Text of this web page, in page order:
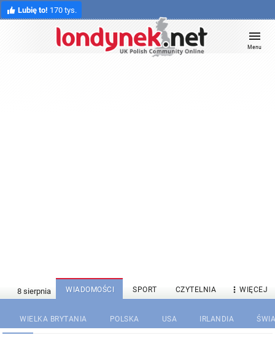
Lubię to! 170 tys.
Menu
WIADOMOŚCI SPORT CZYTELNIA  WIĘCEJ
WIELKA BRYTANIA POLSKA USA IRLANDIA